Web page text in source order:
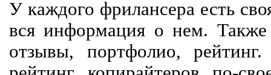
У каждого фрилансера есть
вся информация о нем. Также
отзывы, портфолио,